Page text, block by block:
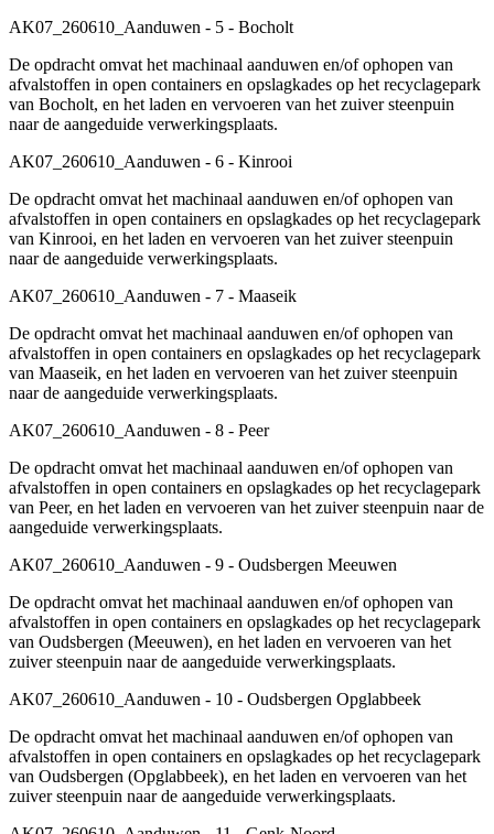
AK07_260610_Aanduwen - 5 - Bocholt
De opdracht omvat het machinaal aanduwen en/of ophopen van
afvalstoffen in open containers en opslagkades op het recyclagepark
van Bocholt, en het laden en vervoeren van het zuiver steenpuin
naar de aangeduide verwerkingsplaats.
AK07_260610_Aanduwen - 6 - Kinrooi
De opdracht omvat het machinaal aanduwen en/of ophopen van
afvalstoffen in open containers en opslagkades op het recyclagepark
van Kinrooi, en het laden en vervoeren van het zuiver steenpuin
naar de aangeduide verwerkingsplaats.
AK07_260610_Aanduwen - 7 - Maaseik
De opdracht omvat het machinaal aanduwen en/of ophopen van
afvalstoffen in open containers en opslagkades op het recyclagepark
van Maaseik, en het laden en vervoeren van het zuiver steenpuin
naar de aangeduide verwerkingsplaats.
AK07_260610_Aanduwen - 8 - Peer
De opdracht omvat het machinaal aanduwen en/of ophopen van
afvalstoffen in open containers en opslagkades op het recyclagepark
van Peer, en het laden en vervoeren van het zuiver steenpuin naar de
aangeduide verwerkingsplaats.
AK07_260610_Aanduwen - 9 - Oudsbergen Meeuwen
De opdracht omvat het machinaal aanduwen en/of ophopen van
afvalstoffen in open containers en opslagkades op het recyclagepark
van Oudsbergen (Meeuwen), en het laden en vervoeren van het
zuiver steenpuin naar de aangeduide verwerkingsplaats.
AK07_260610_Aanduwen - 10 - Oudsbergen Opglabbeek
De opdracht omvat het machinaal aanduwen en/of ophopen van
afvalstoffen in open containers en opslagkades op het recyclagepark
van Oudsbergen (Opglabbeek), en het laden en vervoeren van het
zuiver steenpuin naar de aangeduide verwerkingsplaats.